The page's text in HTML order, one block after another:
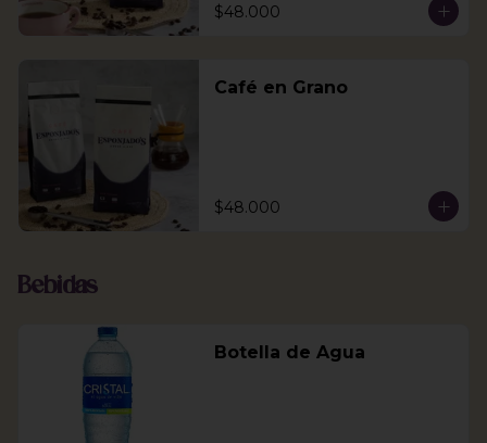
$48.000
Café en Grano
$48.000
Bebidas
Botella de Agua